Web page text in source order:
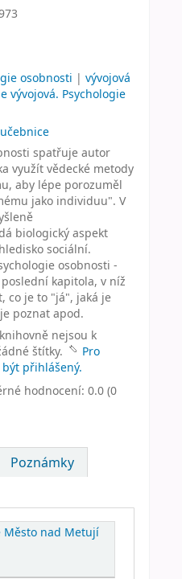
osobnosti | vývojová
vývojová. Psychologie
učebnice
spatřuje autor
využít vědecké metody
aby lépe porozuměl
jako individuu". V
biologický aspekt
sociální.
osobnosti -
kapitola, v níž
co je to "já", jaká je
poznat apod.
nejsou k
štítky.
Pro
přihlášený.
hodnocení: 0.0 (0
Poznámky
Město nad Metují